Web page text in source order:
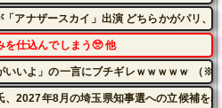
アナザースカイ」出演 どちらかがパリ、
を仕込んでしまう🥺 他
いいよ」の一言にブチギレｗｗｗｗｗ （※
、2027年8月の埼玉県知事選への立候補を